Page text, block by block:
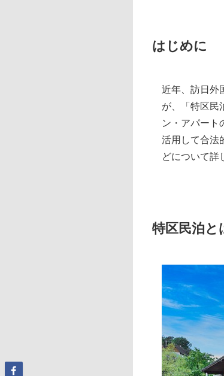
はじめに
近年、訪日外
が、「特区民
ン・アパート
活用して合法
どについて詳
特区民泊と